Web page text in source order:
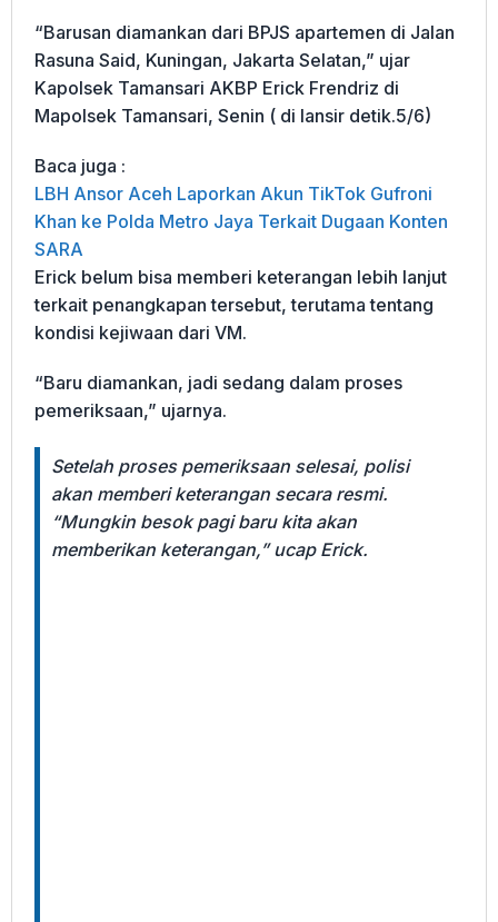
“Barusan diamankan dari BPJS​ apartemen di Jalan
Rasuna Said, Kuningan, Jakarta Selatan,” ujar
Kapolsek Tamansari AKBP Erick Frendriz di
Mapolsek Tamansari, Senin ( di lansir detik.5/6)
Baca juga :
LBH Ansor Aceh Laporkan Akun TikTok Gufroni
Khan ke Polda Metro Jaya Terkait Dugaan Konten
SARA
Erick belum bisa memberi keterangan lebih lanjut
terkait penangkapan tersebut, terutama tentang
kondisi kejiwaan dari VM.
“Baru diamankan, jadi sedang dalam proses
pemeriksaan,” ujarnya.
Setelah proses pemeriksaan selesai, polisi
akan memberi keterangan secara resmi.
“Mungkin besok pagi baru kita akan
memberikan keterangan,” ucap Erick.